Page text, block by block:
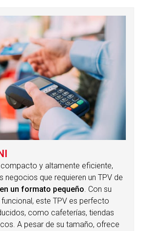
y altamente eficiente,
negocios que requieren un TPV de
un formato pequeño. Con su
este TPV es perfecto
como cafeterías, tiendas
A pesar de su tamaño, ofrece